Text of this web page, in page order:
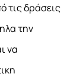
τις δράσεις
την
να